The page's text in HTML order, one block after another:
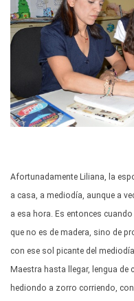
Afortunadamente Liliana, la
a casa, a mediodía, aunque a
a esa hora. Es entonces
que no es de madera, sino de
con ese sol picante del
Maestra hasta llegar, lengua
hediondo a zorro corriendo,